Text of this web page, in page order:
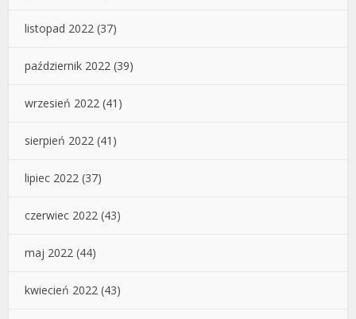
listopad 2022 (37)
październik 2022 (39)
wrzesień 2022 (41)
sierpień 2022 (41)
lipiec 2022 (37)
czerwiec 2022 (43)
maj 2022 (44)
kwiecień 2022 (43)